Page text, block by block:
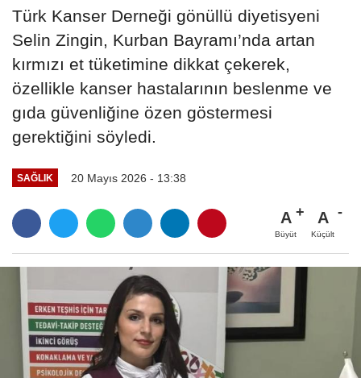
Türk Kanser Derneği gönüllü diyetisyeni
Selin Zingin, Kurban Bayramı’nda artan
kırmızı et tüketimine dikkat çekerek,
özellikle kanser hastalarının beslenme ve
gıda güvenliğine özen göstermesi
gerektiğini söyledi.
SAĞLIK 20 Mayıs 2026 - 13:38
A
Büyüt
A
Küçült